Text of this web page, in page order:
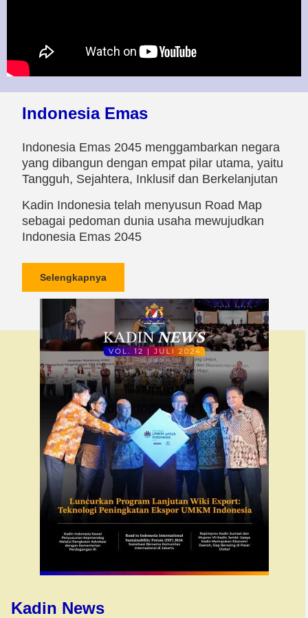
Indonesia Emas
Indonesia Emas 2045 menggambarkan negara
yang dibangun dengan empat pilar utama, yaitu
Tangguh, Sejahtera, Inklusif dan Berkelanjutan
Kadin Indonesia telah menyusun Road Map
sebagai pedoman dunia usaha mewujudkan
Indonesia Emas 2045
Selengkapnya
Kadin News